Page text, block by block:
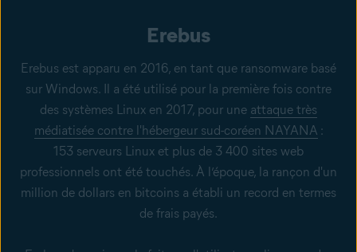
Erebus
Erebus est apparu en 2016, en tant que ransomware basé
sur Windows. Il a été utilisé pour la première fois contre
des systèmes Linux en 2017, pour une attaque très
médiatisée contre l'hébergeur sud-coréen NAYANA :
153 serveurs Linux et plus de 3 400 sites web
professionnels ont été touchés. À l’époque, la rançon d'un
million de dollars en bitcoins a établi un record en termes
de frais payés.